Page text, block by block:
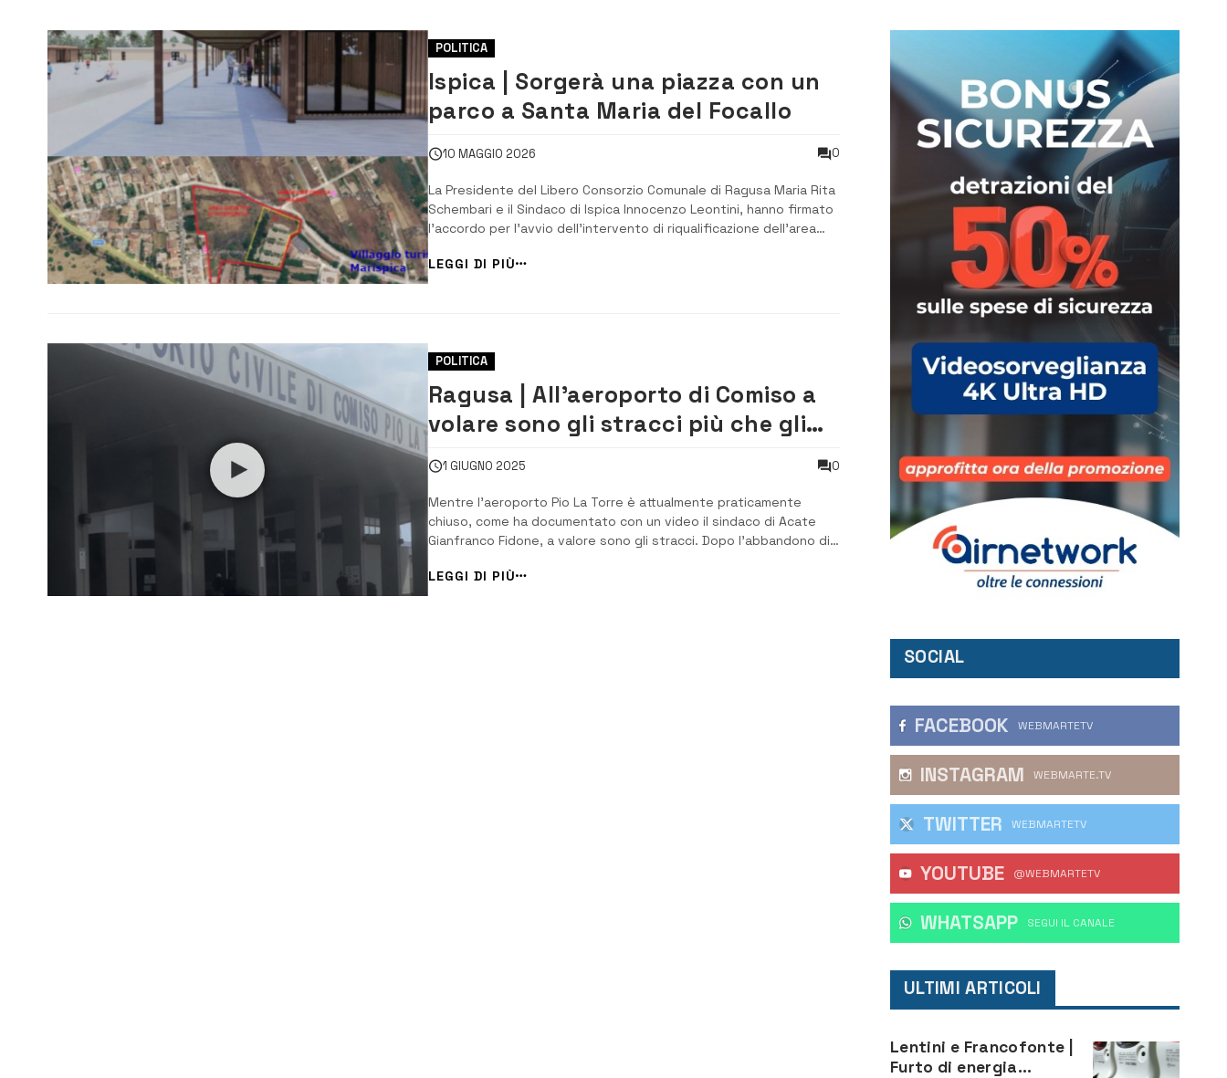
POLITICA
Ispica | Sorgerà una piazza con un
parco a Santa Maria del Focallo
10 MAGGIO 2026 0
La Presidente del Libero Consorzio Comunale di Ragusa Maria Rita
Schembari e il Sindaco di Ispica Innocenzo Leontini, hanno firmato
l’accordo per l’avvio dell’intervento di riqualificazione dell’area
urbana di Santa Maria del Focallo. La firma dell’accordo
rappresenta l’atto conclusivo del procedimento con il quale il
Libero Consorzio ha recep...
LEGGI DI PIÙ
POLITICA
Ragusa | All’aeroporto di Comiso a
volare sono gli stracci più che gli
aerei [VIDEO]
1 GIUGNO 2025 0
Mentre l’aeroporto Pio La Torre è attualmente praticamente
chiuso, come ha documentato con un video il sindaco di Acate
Gianfranco Fidone, a valore sono gli stracci. Dopo l’abbandono di
attualmente allo scalo comisano restano pochi voli charter e
qualche collegamento per Sharm el-Sheikh. ...
LEGGI DI PIÙ
SOCIAL
FACEBOOK WEBMARTETV
INSTAGRAM WEBMARTE.TV
TWITTER WEBMARTETV
YOUTUBE @WEBMARTETV
WHATSAPP ‎SEGUI IL CANALE
ULTIMI ARTICOLI
Lentini e Francofonte |
Furto di energia